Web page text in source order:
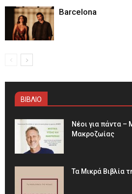
Barcelona
ΒΙΒΛΙΟ
Νέοι για πάντα –
Μακροζωίας
Τα Μικρά Βιβλία